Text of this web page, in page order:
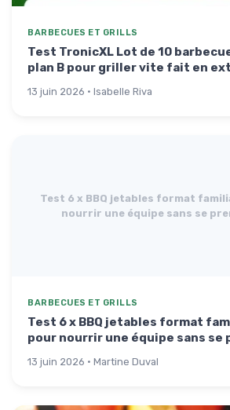
BARBECUES ET GRILLS
Test TronicXL Lot de 10
plan B pour griller vite fait en
13 juin 2026 · Isabelle Riva
Test 6 x BBQ jetables format
nourrir une équipe sans se
BARBECUES ET GRILLS
Test 6 x BBQ jetables format
pour nourrir une équipe sans se
13 juin 2026 · Martine Duval